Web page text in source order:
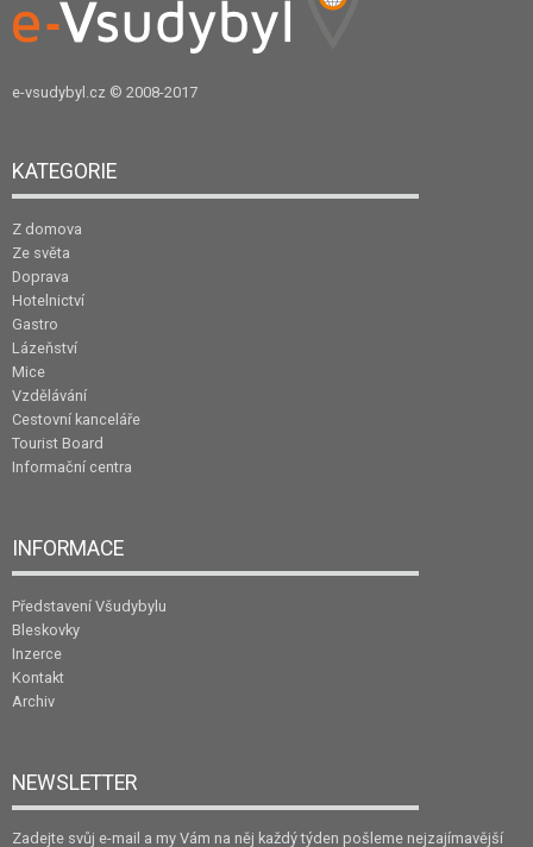
e-vsudybyl.cz © 2008-2017
KATEGORIE
Z domova
Ze světa
Doprava
Hotelnictví
Gastro
Lázeňství
Mice
Vzdělávání
Cestovní kanceláře
Tourist Board
Informační centra
INFORMACE
Představení Všudybylu
Bleskovky
Inzerce
Kontakt
Archiv
NEWSLETTER
Zadejte svůj e-mail a my Vám na něj každý týden pošleme nejzajímavější